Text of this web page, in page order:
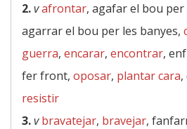
2.vafrontar, agafar el bou per
agarrar el bou per les banyes,
guerra, encarar, encontrar,
fer front, oposar, plantar cara
resistir
3.v bravatejar, bravejar,